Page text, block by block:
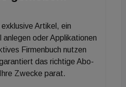
als die beiden Gründer
während die Firmen
Wir (Jenewein, Anm.)
und Jäger
hat er die Elektrotechnik
Artikel, ein
anlegen oder Applikationen
Firmenbuch nutzen
das richtige Abo-
Zwecke parat.